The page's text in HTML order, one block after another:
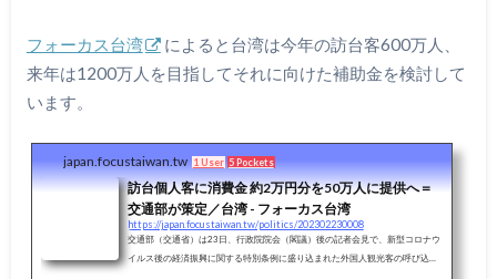
フォーカス台湾
によると台湾は今年の訪台客600万人、
来年は1200万人を目指してそれに向けた補助金を検討して
います。
japan.focustaiwan.tw 1 User 5 Pockets
訪台個人客に消費金 約2万円分を50万人に提供へ＝
交通部が策定／台湾 - フォーカス台湾
https://japan.focustaiwan.tw/politics/202302230008
交通部（交通省）は23日、行政院院会（閣議）後の記者会見で、新型コロナウ
イルス後の経済振興に関する特別条例に盛り込まれた外国人観光客の呼び込み